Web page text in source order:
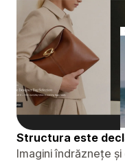
Structura este
Imagini îndrăznețe